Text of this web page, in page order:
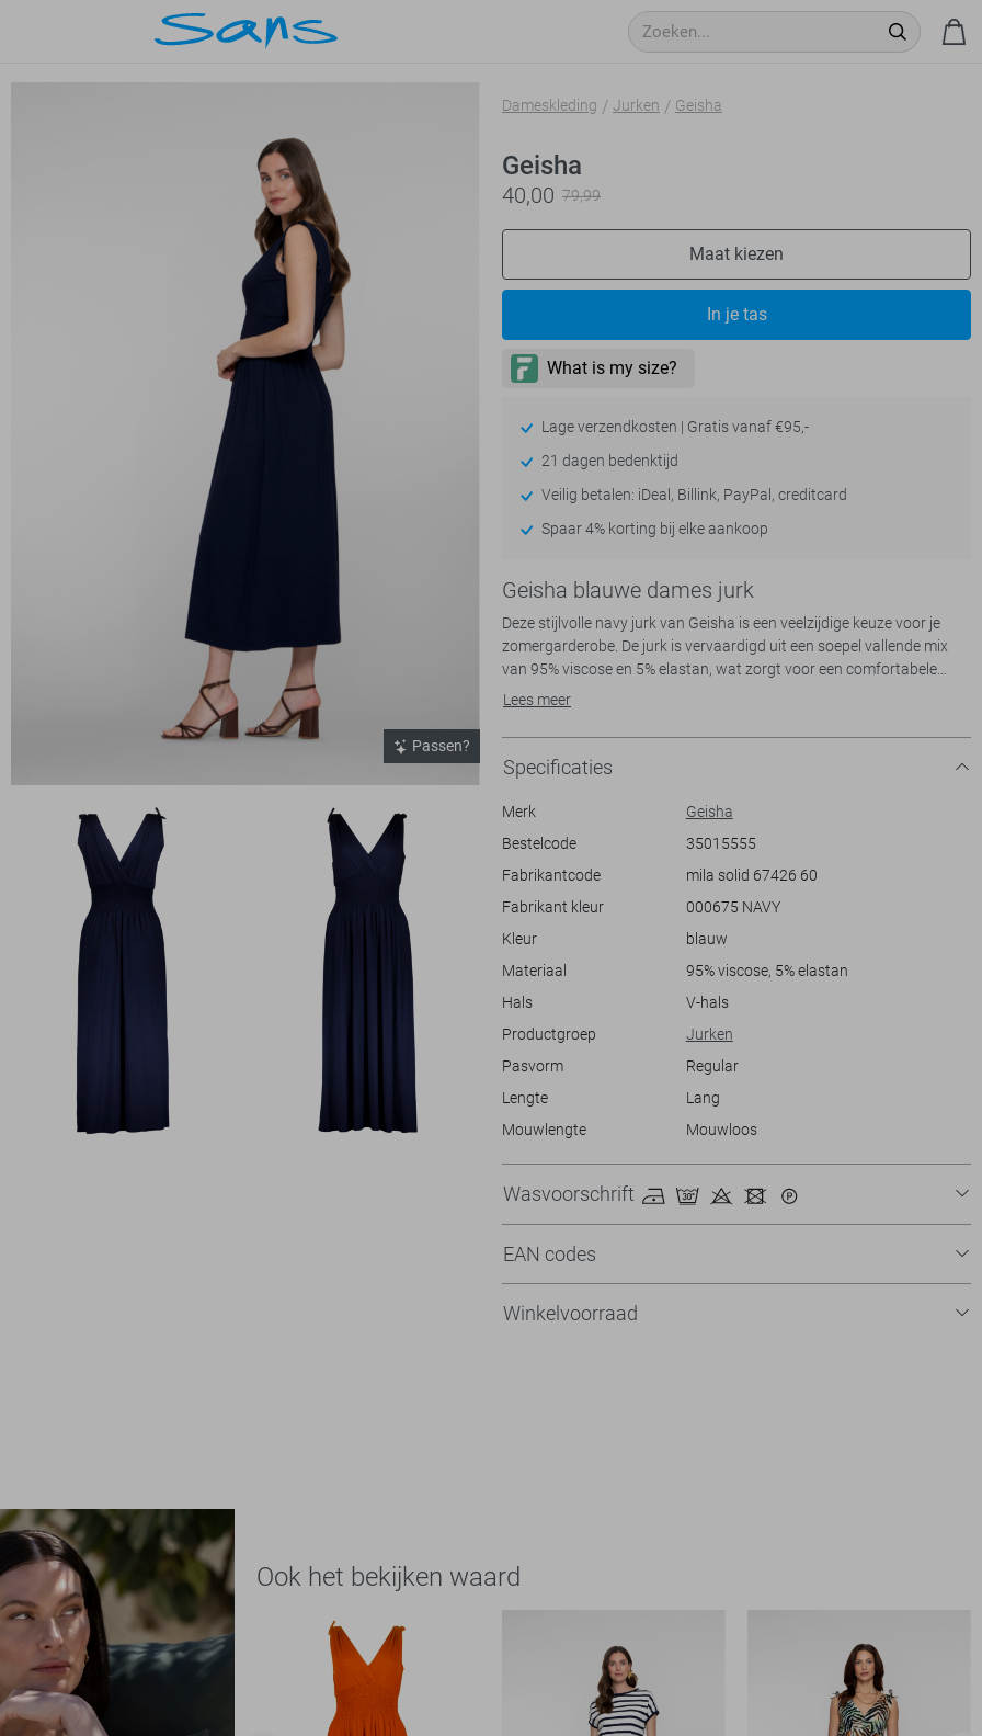
Passen?
Dameskleding Jurken Geisha
Geisha
40,00 79,99
Maat kiezen
In je tas
Lage verzendkosten | Gratis vanaf €95,-
21 dagen bedenktijd
Veilig betalen: iDeal, Billink, PayPal, creditcard
Spaar 4% korting bij elke aankoop
Geisha blauwe dames jurk
Deze stijlvolle navy jurk van Geisha is een veelzijdige keuze voor je
zomergarderobe. De jurk is vervaardigd uit een soepel vallende mix
van 95% viscose en 5% elastan, wat zorgt voor een comfortabele
pasvorm. Met de regular fit en het mouwloze ontwerp biedt deze
en gedrapeerde schouderbandjes geven een elegante touch, perfect
voor een ontspannen casual look.
Of je nu een dagje op het terras doorbrengt of naar een zomerse
feestelijke gelegenheid gaat, deze jurk past bij elke gelegenheid. De
met diverse accessoires. Het subtiele elastische tailleaccent
benadrukt je silhouet, waardoor de jurk niet alleen comfortabel, maar
ook flatterend is. Deze Geisha jurk is een stijlvolle match voor jouw
De totale lengte is 131 cm bij maat S/36.
Lees meer
Specificaties
Merk
Geisha
Bestelcode
35015555
Fabrikantcode
mila solid 67426 60
Fabrikant kleur
000675 NAVY
Kleur
blauw
Materiaal
95% viscose, 5% elastan
Hals
V-hals
Productgroep
Jurken
Pasvorm
Regular
Lengte
Lang
Mouwlengte
Mouwloos
Wasvoorschrift
EAN codes
Winkelvoorraad
Ook het bekijken waard